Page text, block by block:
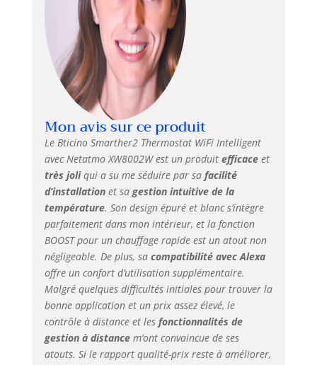
Mon avis sur ce produit
Le Bticino Smarther2 Thermostat WiFi Intelligent
avec Netatmo XW8002W est un produit efficaceet
très joliqui a su me séduire par sa facilité
d’installationet sa gestion intuitive de la
température. Son design épuré et blanc s’intègre
parfaitement dans mon intérieur, et la fonction
BOOST pour un chauffage rapide est un atout non
négligeable. De plus, sa compatibilité avec Alexa
offre un confort d’utilisation supplémentaire.
Malgré quelques difficultés initiales pour trouver la
bonne application et un prix assez élevé, le
contrôle à distance et les fonctionnalités de
gestion à distancem’ont convaincue de ses
atouts. Si le rapport qualité-prix reste à améliorer,